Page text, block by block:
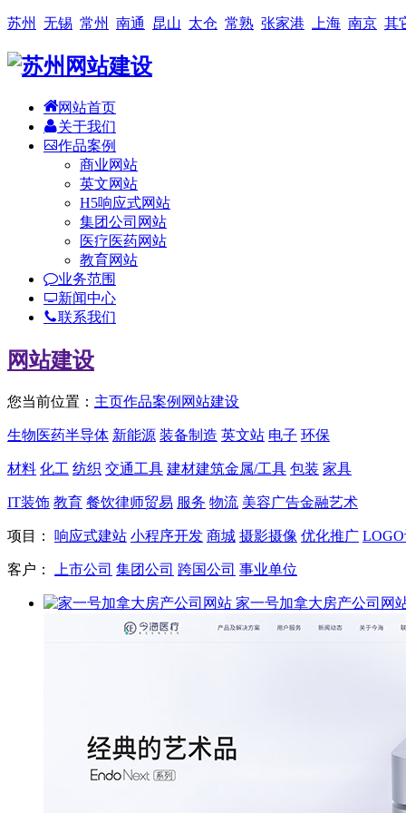
苏州 无锡 常州 南通 昆山 太仓 常熟 张家港 上海 南京 其
网站首页
关于我们
作品案例
商业网站
英文网站
H5响应式网站
集团公司网站
医疗医药网站
教育网站
业务范围
新闻中心
联系我们
网站建设
您当前位置： 主页作品案例 网站建设
生物医药半导体 新能源 装备制造 英文站 电子 环保
材料 化工 纺织 交通工具 建材建筑金属/工具 包装 家具
IT装饰 教育 餐饮律师贸易 服务 物流 美容广告金融艺术
项目： 响应式建站 小程序开发 商城 摄影摄像 优化推广
客户： 上市公司 集团公司 跨国公司 事业单位
家一号加拿大房产公司网